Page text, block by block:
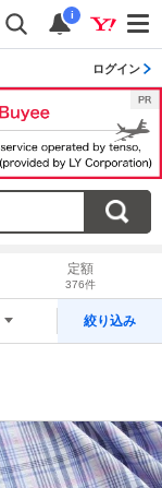
i
ログイン
定額
376件
絞り込み